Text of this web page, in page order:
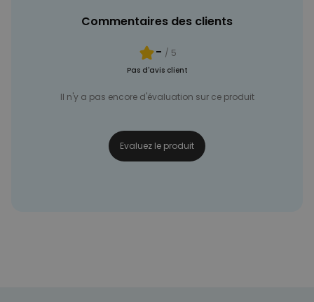
Commentaires des clients
- / 5
Pas d'avis client
Il n'y a pas encore d'évaluation sur ce produit
Evaluez le produit